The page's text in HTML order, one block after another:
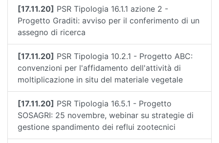
[17.11.20] PSR Tipologia 16.1.1 azione 2 -
Progetto Graditi: avviso per il conferimento di un
assegno di ricerca
[17.11.20] PSR Tipologia 10.2.1 - Progetto ABC:
convenzioni per l'affidamento dell'attività di
moltiplicazione in situ del materiale vegetale
[17.11.20] PSR Tipologia 16.5.1 - Progetto
SOSAGRI: 25 novembre, webinar su strategie di
gestione spandimento dei reflui zootecnici